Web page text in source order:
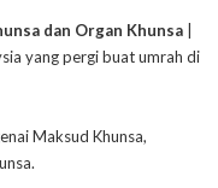
dan Organ Khunsa |
yang pergi buat umrah di
Maksud Khunsa,